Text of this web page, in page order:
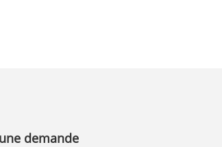
demande